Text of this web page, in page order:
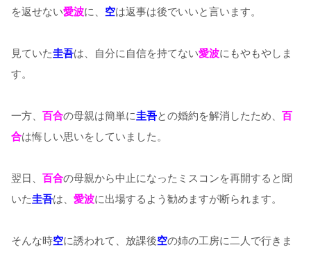
を返せない愛波に、 空は返事は後でいいと言います。
見ていた圭吾は、自分に自信を持てない愛波にもやもやしま
す。
一方、 百合の母親は簡単に圭吾との婚約を解消したため、 百
合は悔しい思いをしていました。
翌日、 百合の母親から中止になったミスコンを再開すると聞
いた圭吾は、 愛波に出場するよう勧めますが断られます。
そんな時空に誘われて、放課後空の姉の工房に二人で行きま